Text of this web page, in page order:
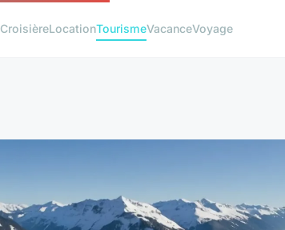
CroisièreLocationTourismeVacanceVoyage